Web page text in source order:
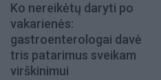
Ko nereikėtų daryti po
vakarienės:
gastroenterologai davė
tris patarimus sveikam
virškinimui